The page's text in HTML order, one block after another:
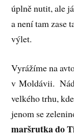
úplně nutit, ale
a není tam zase
výlet.
Vyrážíme na
v Moldávii.
velkého trhu,
jenom se
maršrutka do